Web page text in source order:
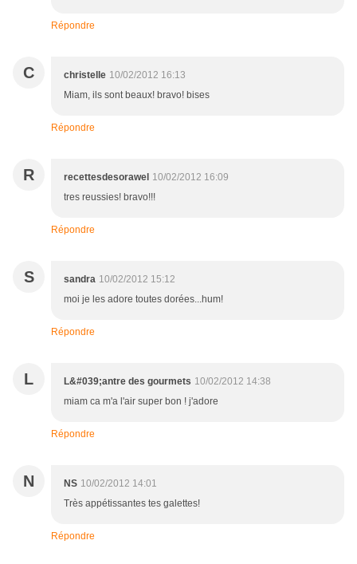
Répondre
C christelle 10/02/2012 16:13
Miam, ils sont beaux! bravo! bises
Répondre
R recettesdesorawel 10/02/2012 16:09
tres reussies! bravo!!!
Répondre
S sandra 10/02/2012 15:12
moi je les adore toutes dorées...hum!
Répondre
L L&#039;antre des gourmets 10/02/2012 14:38
miam ca m'a l'air super bon ! j'adore
Répondre
N NS 10/02/2012 14:01
Très appétissantes tes galettes!
Répondre